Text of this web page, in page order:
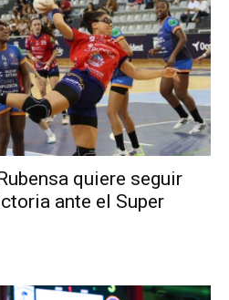
quiere seguir
ante el Super